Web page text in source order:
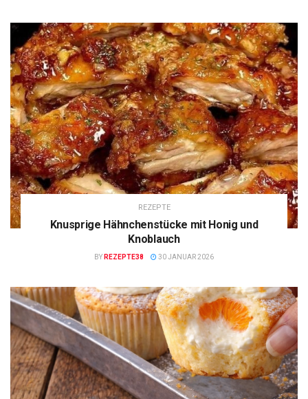
REZEPTE
Knusprige Hähnchenstücke mit Honig und
Knoblauch
BY REZEPTE38 30 JANUAR 2026